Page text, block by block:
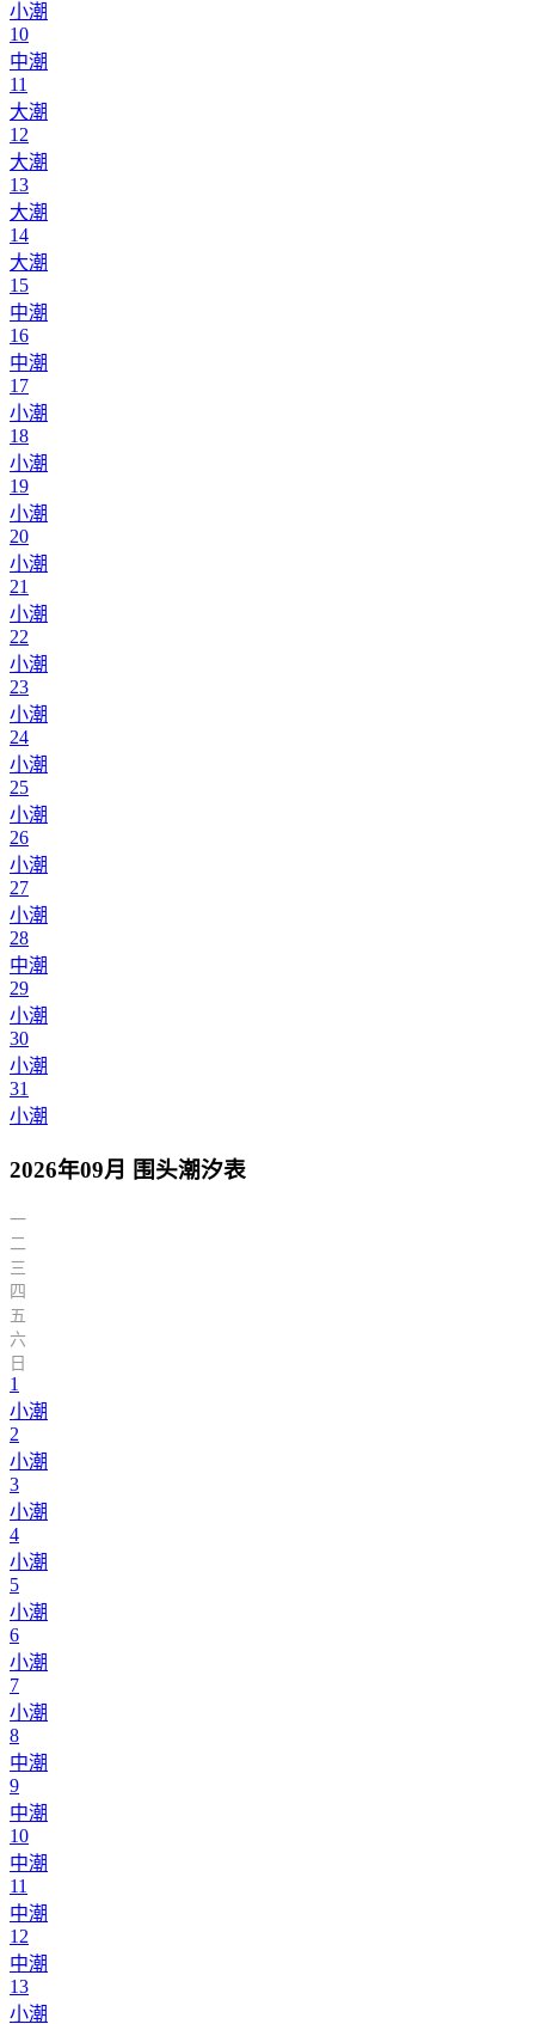
小潮
10
中潮
11
大潮
12
大潮
13
大潮
14
大潮
15
中潮
16
中潮
17
小潮
18
小潮
19
小潮
20
小潮
21
小潮
22
小潮
23
小潮
24
小潮
25
小潮
26
小潮
27
小潮
28
中潮
29
小潮
30
小潮
31
小潮
2026年09月 围头潮汐表
一
二
三
四
五
六
日
1
小潮
2
小潮
3
小潮
4
小潮
5
小潮
6
小潮
7
小潮
8
中潮
9
中潮
10
中潮
11
中潮
12
中潮
13
小潮